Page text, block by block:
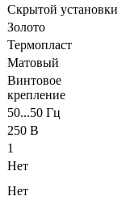
Скрытой установки
Золото
Термопласт
Матовый
Винтовое
крепление
50...50 Гц
250 В
1
Нет
Нет